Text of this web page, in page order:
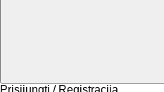
Prisijungti / Registracija